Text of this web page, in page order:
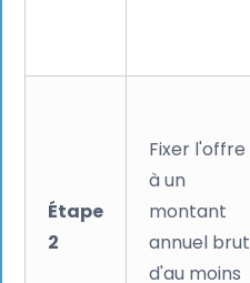
Étape
2
Fixer l'offre
à un
montant
annuel brut
d'au moins